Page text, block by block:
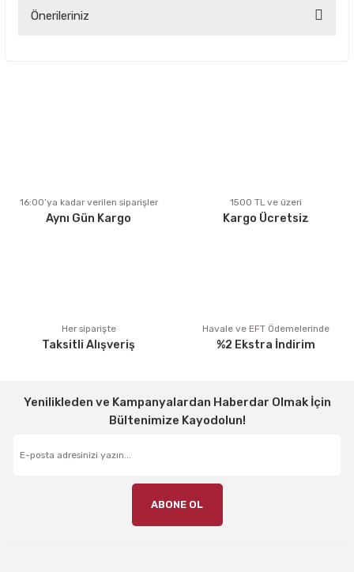
Önerileriniz
Ürün fiyatı diğer sitelerden daha pahalı.
Bu ürüne benzer farklı alternatifler olmalı.
16:00’ya kadar verilen siparişler
Aynı Gün Kargo
1500 TL ve üzeri
Kargo Ücretsiz
Her siparişte
Taksitli Alışveriş
Havale ve EFT Ödemelerinde
%2 Ekstra İndirim
Yenilikleden ve Kampanyalardan Haberdar Olmak İçin
Bültenimize Kayodolun!
ABONE OL